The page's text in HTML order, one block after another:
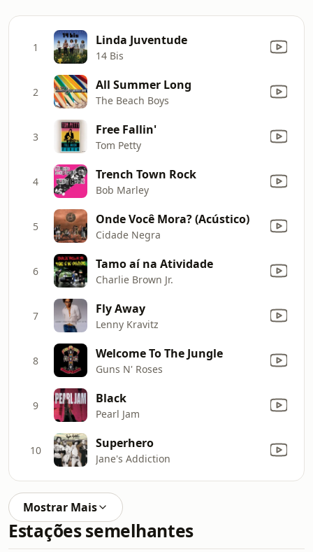
1 Linda Juventude
14 Bis
2 All Summer Long
The Beach Boys
3 Free Fallin'
Tom Petty
4 Trench Town Rock
Bob Marley
5 Onde Você Mora? (Acústico)
Cidade Negra
6 Tamo aí na Atividade
Charlie Brown Jr.
7 Fly Away
Lenny Kravitz
8 Welcome To The Jungle
Guns N' Roses
9 Black
Pearl Jam
10 Superhero
Jane's Addiction
Mostrar Mais
Estações semelhantes